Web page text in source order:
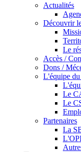
Actualités
Découvrir
Le
Accès /
Dons /
L'équipe
Le
Le
Partenaires
La